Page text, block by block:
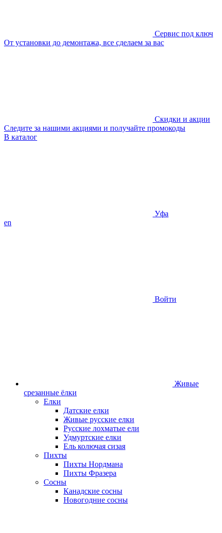
Сервис под ключ
От установки до демонтажа, все сделаем за вас
Скидки и акции
Следите за нашими акциями и получайте промокоды
В каталог
Уфа
en
Войти
Живые
срезанные ёлки
Елки
Датские елки
Живые русские елки
Русские лохматые ели
Удмуртские елки
Ель колючая сизая
Пихты
Пихты Нордмана
Пихты Фразера
Сосны
Канадские сосны
Новогодние сосны